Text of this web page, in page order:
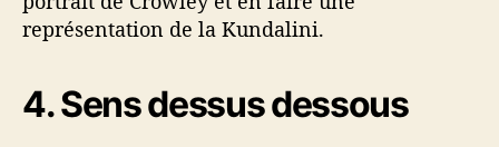
représentation de la Kundalini.
4. Sens dessus dessous